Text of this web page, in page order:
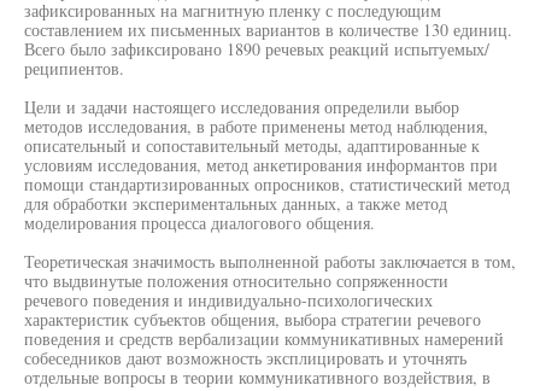
зафиксированных на магнитную пленку с последующим
составлением их письменных вариантов в количестве 130 единиц.
Всего было зафиксировано 1890 речевых реакций испытуемых/
реципиентов.
Цели и задачи настоящего исследования определили выбор
методов исследования, в работе применены метод наблюдения,
описательный и сопоставительный методы, адаптированные к
условиям исследования, метод анкетирования информантов при
помощи стандартизированных опросников, статистический метод
для обработки экспериментальных данных, а также метод
моделирования процесса диалогового общения.
Теоретическая значимость выполненной работы заключается в том,
что выдвинутые положения относительно сопряженности
речевого поведения и индивидуально-психологических
характеристик субъектов общения, выбора стратегии речевого
поведения и средств вербализации коммуникативных намерений
собеседников дают возможность эксплицировать и уточнять
отдельные вопросы в теории коммуникативного воздействия, в